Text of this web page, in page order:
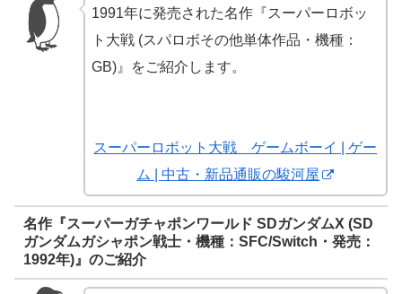
1991年に発売された名作『スーパーロボッ
ト大戦 (スパロボその他単体作品・機種：
GB)』をご紹介します。
スーパーロボット大戦 ゲームボーイ | ゲー
ム | 中古・新品通販の駿河屋
名作『スーパーガチャポンワールド SDガンダムX (SD
ガンダムガシャポン戦士・機種：SFC/Switch・発売：
1992年)』のご紹介